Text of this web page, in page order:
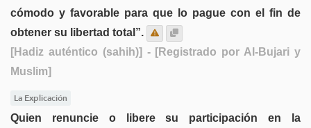
cómodo y favorable para que lo pague con el fin de
obtener su libertad total”.
[Hadiz auténtico (sahih)] - [Registrado por Al-Bujari y
Muslim]
La Explicación
Quien renuncie o libere su participación en la